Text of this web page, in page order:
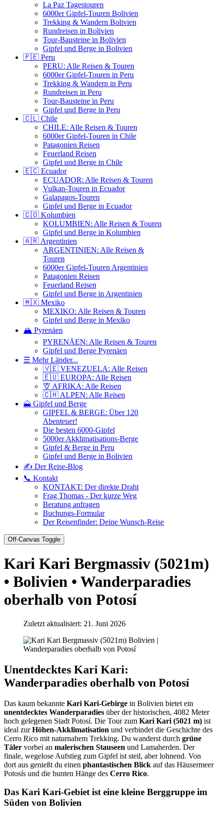
La Paz Tagestouren
6000er Gipfel-Touren Bolivien
Trekking & Wandern Bolivien
Rundreisen in Bolivien
Tour-Bausteine in Bolivien
Gipfel und Berge in Bolivien
🇵🇪 Peru
PERU: Alle Reisen & Touren
6000er Gipfel-Touren in Peru
Trekking & Wandern in Peru
Rundreisen in Peru
Tour-Bausteine in Peru
Gipfel und Berge in Peru
🇨🇱 Chile
CHILE: Alle Reisen & Touren
6000er Gipfel-Touren in Chile
Patagonien Reisen
Feuerland Reisen
Gipfel und Berge in Chile
🇪🇨 Ecuador
ECUADOR: Alle Reisen & Touren
Vulkan-Touren in Ecuador
Galapagos-Touren
Gipfel und Berge in Ecuador
🇨🇴 Kolumbien
KOLUMBIEN: Alle Reisen & Touren
Gipfel und Berge in Kolumbien
🇦🇷 Argentinien
ARGENTINIEN: Alle Reisen &
Touren
6000er Gipfel-Touren Argentinien
Patagonien Reisen
Feuerland Reisen
Gipfel und Berge in Argentinien
🇲🇽 Mexiko
MEXIKO: Alle Reisen & Touren
Gipfel und Berge in Mexiko
🏔️ Pyrenäen
PYRENÄEN: Alle Reisen & Touren
Gipfel und Berge Pyrenäen
☰ Mehr Länder...
🇻🇪 VENEZUELA: Alle Reisen
🇪🇺 EUROPA: Alle Reisen
🦒 AFRIKA: Alle Reisen
🇨🇭 ALPEN: Alle Reisen
🗻 Gipfel und Berge
GIPFEL & BERGE: Über 120
Abenteuer!
Die besten 6000-Gipfel
5000er Akklimatisations-Berge
Gipfel & Berge in Peru
Gipfel und Berge in Bolivien
✍️ Der Reise-Blog
📞 Kontakt
KONTAKT: Der direkte Draht
Frag Thomas - Der kurze Weg
Beratung anfragen
Buchungs-Formular
Der Reisenfinder: Deine Wunsch-Reise
Off-Canvas Toggle
Kari Kari Bergmassiv (5021m)
• Bolivien • Wanderparadies
oberhalb von Potosí
Zuletzt aktualisiert: 21. Juni 2026
Unentdecktes Kari Kari:
Wanderparadies oberhalb von Potosí
Das kaum bekannte Kari Kari-Gebirge in Bolivien bietet ein
unentdecktes Wanderparadies über der historischen, 4082 Meter
hoch gelegenen Stadt Potosí. Die Tour zum Kari Kari (5021 m) ist
ideal zurHöhen-Akklimatisation und verbindet die Geschichte des
Cerro Rico mit naturnahem Trekking. Du wanderst durch grüne
Täler vorbei an malerischen Stauseen und Lamaherden. Der
finale, wegelose Aufstieg zum Gipfel ist steil, aber lohnend. Von
dort aus genießt du einen phantastischen Blick auf das Häusermeer
Potosís und die bunten Hänge des Cerro Rico.
Das Kari Kari-Gebiet ist eine kleine Berggruppe im
Süden von Bolivien